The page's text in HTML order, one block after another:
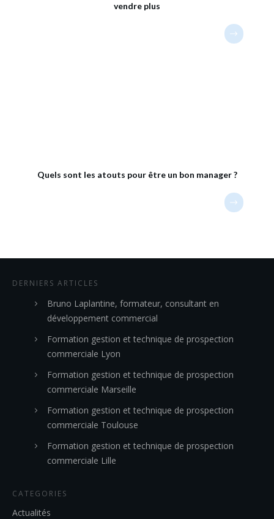
vendre plus
Quels sont les atouts pour être un bon manager ?
DERNIERS ARTICLES
Bruno Laplantine, formateur, consultant en
développement commercial
Formation gestion et technique de prospection
commerciale Lyon
Formation gestion et technique de prospection
commerciale Marseille
Formation gestion et technique de prospection
commerciale Toulouse
Formation gestion et technique de prospection
commerciale Lille
CATEGORIES
Actualités